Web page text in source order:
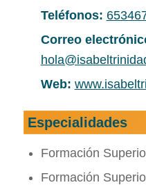
Teléfonos:
Correo
Web:
Especialidades
Formación
Formación